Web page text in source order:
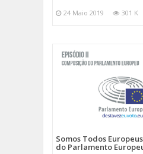
24 Maio 2019 301 K
Somos Todos
do Parlamento